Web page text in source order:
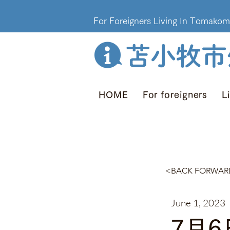
For Foreigners Living In
HOME For foreigners
June 1, 2023
<BACK